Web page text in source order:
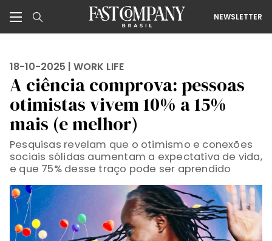
NEWSLETTER
18-10-2025 | WORK LIFE
A ciência comprova: pessoas
otimistas vivem 10% a 15%
mais (e melhor)
Pesquisas revelam que o otimismo e conexões
sociais sólidas aumentam a expectativa de vida,
e que 75% desse traço pode ser aprendido